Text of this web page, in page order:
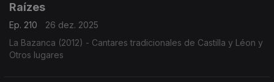
Raízes
Ep. 210
26 dez. 2025
La Bazanca (2012) - Cantares tradicionales de Castilla y Léon y
Otros lugares